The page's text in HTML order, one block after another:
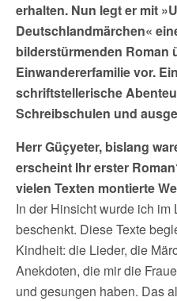
erhalten. Nun legt er mit
Deutschlandmärchen«
bilderstürmenden Roman
Einwandererfamilie vor.
schriftstellerische
Schreibschulen und
Herr Güçyeter, bislang
erscheint Ihr erster
vielen Texten montierte
In der Hinsicht wurde ich im
beschenkt. Diese Texte
Kindheit: die Lieder, die
Anekdoten, die mir die
und gesungen haben. Das